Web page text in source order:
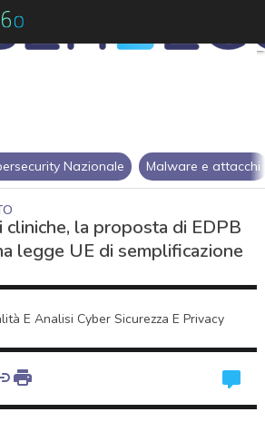
Nazionale Malware e attacchi
cliniche, la proposta di EDPB
legge UE di semplificazione
E Analisi Cyber Sicurezza E Privacy